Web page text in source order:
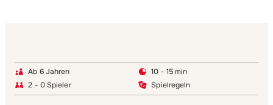
Ab 6 Jahren
10 - 15 min
2 - 0 Spieler
Spielregeln